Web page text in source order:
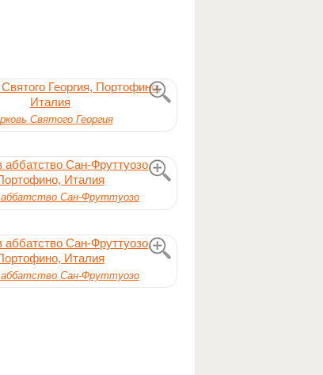
Святого Георгия
аббатство Сан-Фруттуозо
аббатство Сан-Фруттуозо